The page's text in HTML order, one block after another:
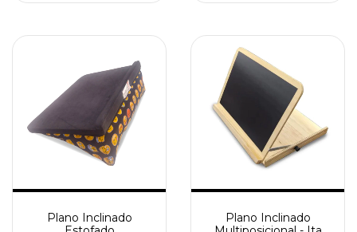
Plano Inclinado
Plano Inclinado